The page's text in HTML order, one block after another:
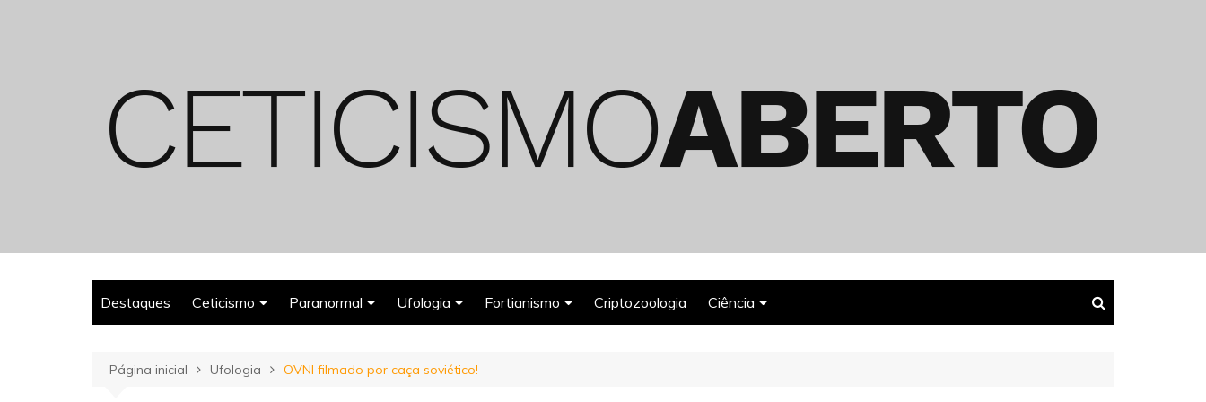
Destaques Ceticismo
Espiritualismo
Paranormal Ufologia
Deuses Astronautas
Fortianismo Criptozoologia Ciência
Página inicial Ufologia OVNI filmado por caça soviético!